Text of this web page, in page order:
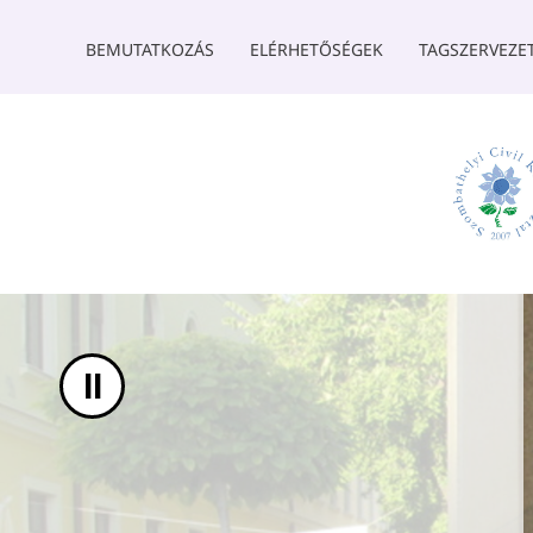
BEMUTATKOZÁS ELÉRHETŐSÉGEK
II